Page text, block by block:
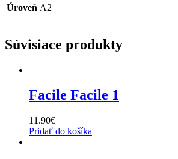
Úroveň A2
Súvisiace produkty
Facile Facile 1
11.90€
Pridať do košíka